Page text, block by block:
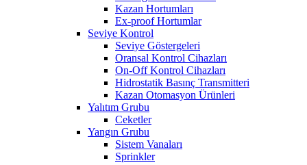
Kazan Hortumları
Ex-proof Hortumlar
Seviye Kontrol
Seviye Göstergeleri
Oransal Kontrol Cihazları
On-Off Kontrol Cihazları
Hidrostatik Basınç Transmitteri
Kazan Otomasyon Ürünleri
Yalıtım Grubu
Ceketler
Yangın Grubu
Sistem Vanaları
Sprinkler